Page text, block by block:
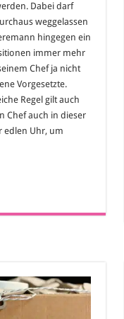
Dabei darf
weggelassen
hingegen ein
immer mehr
Chef ja nicht
Vorgesetzte.
Regel gilt auch
Chef auch in dieser
edlen Uhr, um